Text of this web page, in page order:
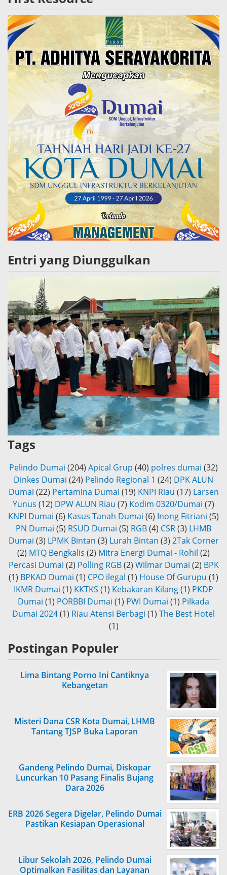
Entri yang Diunggulkan
Tags
Pelindo Dumai (204) Apical Grup (40) polres dumai (32)
Dinkes Dumai (24) Pelindo Regional 1 (24) DPK ALUN
Dumai (22) Pertamina Dumai (19) KNPI Riau (17) Larsen
Yunus (12) DPW ALUN Riau (7) Kodim 0320/Dumai (7)
KNPI Dumai (6) Kasus Tanah Dumai (6) Inong Fitriani (5)
PN Dumai (5) RSUD Dumai (5) RGB(4) CSR(3) LHMB
Dumai (3) LPMK Bintan (3) Lurah Bintan (3) 2Tak Corner
(2) MTQ Bengkalis (2) Mitra Energi Dumai - Rohil (2)
Percasi Dumai (2) Polling RGB (2) Wilmar Dumai (2) BPK
(1) BPKAD Dumai (1) CPO ilegal (1) House Of Gurupu (1)
IKMR Dumai (1) KKTKS (1) Kebakaran Kilang(1) PKDP
Dumai (1) PORBBI Dumai (1) PWI Dumai (1) Pilkada
Dumai 2024(1) Riau Atensi Berbagi (1) The Best Hotel
(1)
Postingan Populer
Lima Bintang Porno Ini Cantiknya
Kebangetan
Misteri Dana CSR Kota Dumai, LHMB
Tantang TJSP Buka Laporan
Gandeng Pelindo Dumai, Diskopar
Luncurkan 10 Pasang Finalis Bujang
Dara 2026
ERB 2026 Segera Digelar, Pelindo Dumai
Pastikan Kesiapan Operasional
Libur Sekolah 2026, Pelindo Dumai
Optimalkan Fasilitas dan Layanan